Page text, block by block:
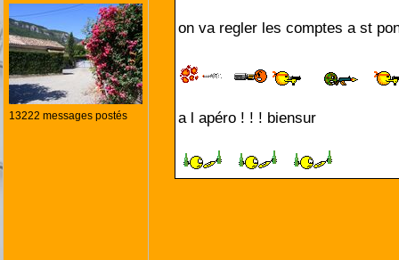
13222 messages postés
on va regler les comptes a st
a l apéro ! ! ! biensur